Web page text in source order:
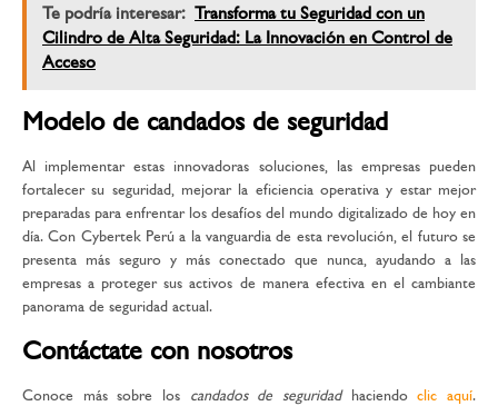
Te podría interesar: Transforma tu Seguridad con un
Cilindro de Alta Seguridad: La Innovación en Control de
Acceso
Modelo de candados de seguridad
Al implementar estas innovadoras soluciones, las empresas pueden
fortalecer su seguridad, mejorar la eficiencia operativa y estar mejor
preparadas para enfrentar los desafíos del mundo digitalizado de hoy en
día. Con Cybertek Perú a la vanguardia de esta revolución, el futuro se
presenta más seguro y más conectado que nunca, ayudando a las
empresas a proteger sus activos de manera efectiva en el cambiante
panorama de seguridad actual.
Contáctate con nosotros
Conoce más sobre los candados de seguridad haciendoclic aquí.